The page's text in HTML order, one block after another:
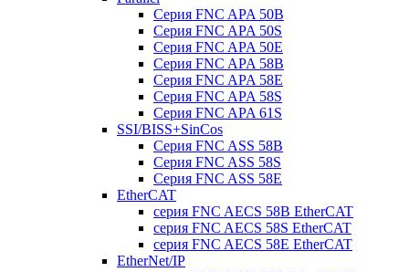
Серия FNC APA 50B
Серия FNC APA 50S
Серия FNC APA 50E
Серия FNC APA 58B
Серия FNC APA 58E
Серия FNC APA 58S
Серия FNC APA 61S
SSI/BISS+SinCos
Серия FNC ASS 58B
Серия FNC ASS 58S
Серия FNC ASS 58E
EtherCAT
серия FNC AECS 58B EtherCAT
серия FNC AECS 58S EtherCAT
серия FNC AECS 58E EtherCAT
EtherNet/IP